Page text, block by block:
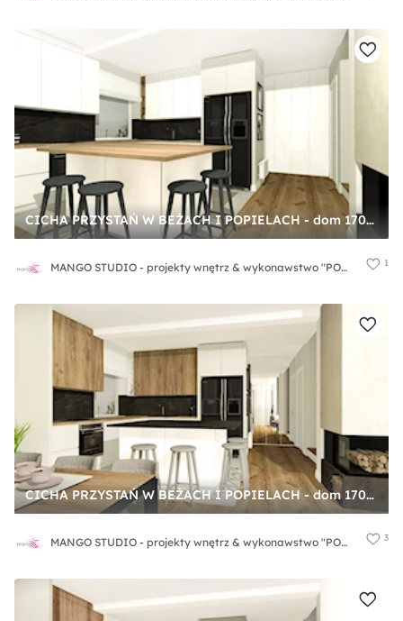
CICHA PRZYSTAŃ W BEŻACH I POPIELACH - dom 170m2 - Średnia otwarta z salonem biała czarna z zabudowaną lodówką z lodówką wolnostojącą kuchnia w kształcie litery l z wyspą lub półwyspem z oknem, styl nowoczesny - zdjęcie od MANGO STUDIO - projekty wnętrz & wykonawstwo "POD KLUCZ" - ZASTĘPSTWO INWESTORSKIE - projekty wnętrz HoReCa - konsultacje
MANGO STUDIO - projekty wnętrz & wykonawstwo "POD KLUCZ" - ZASTĘPSTWO INWESTORSKIE - projekty wnętrz HoReCa - konsultacje 1
CICHA PRZYSTAŃ W BEŻACH I POPIELACH - dom 170m2 - Średnia otwarta z salonem biała czarna z zabudowaną lodówką z lodówką wolnostojącą z nablatowym zlewozmywakiem kuchnia w kształcie litery l z oknem, styl nowoczesny - zdjęcie od MANGO STUDIO - projekty wnętrz & wykonawstwo "POD KLUCZ" - ZASTĘPSTWO INWESTORSKIE - projekty wnętrz HoReCa - konsultacje
MANGO STUDIO - projekty wnętrz & wykonawstwo "POD KLUCZ" - ZASTĘPSTWO INWESTORSKIE - projekty wnętrz HoReCa - konsultacje 3